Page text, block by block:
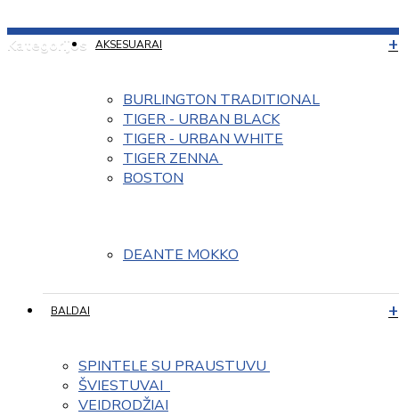
Kategorijos AKSESUARAI
BURLINGTON TRADITIONAL
TIGER - URBAN BLACK
TIGER - URBAN WHITE
TIGER ZENNA
BOSTON
DEANTE MOKKO
BALDAI
SPINTELE SU PRAUSTUVU
ŠVIESTUVAI
VEIDRODŽIAI